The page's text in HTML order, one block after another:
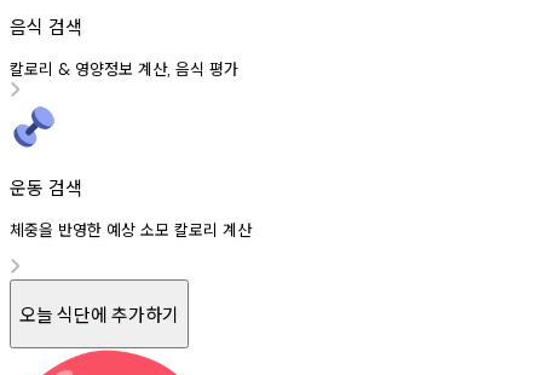
음식 검색
칼로리 & 영양정보 계산, 음식 평가
운동 검색
체중을 반영한 예상 소모 칼로리 계산
오늘 식단에 추가하기